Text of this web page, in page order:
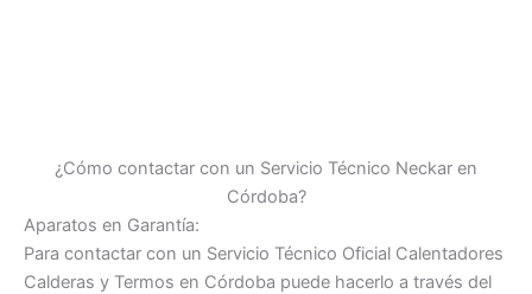
¿Cómo contactar con un Servicio Técnico Neckar en
Córdoba?
Aparatos en Garantía:
Para contactar con un Servicio Técnico Oficial Calentadores
Calderas y Termos en Córdoba puede hacerlo a través del